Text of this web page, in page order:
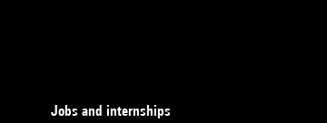
Jobs and internships